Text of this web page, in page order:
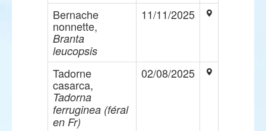
Bernache
nonnette,
Branta
leucopsis
11/11/2025
Tadorne
casarca,
Tadorna
ferruginea (féral
en Fr)
02/08/2025